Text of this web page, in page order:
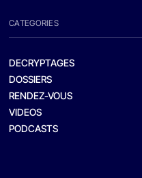
CATEGORIES
DECRYPTAGES
DOSSIERS
RENDEZ-VOUS
VIDEOS
PODCASTS